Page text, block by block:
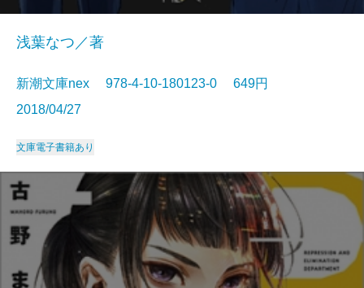
浅葉なつ／著
新潮文庫nex 978-4-10-180123-0 649円
2018/04/27
文庫電子書籍あり